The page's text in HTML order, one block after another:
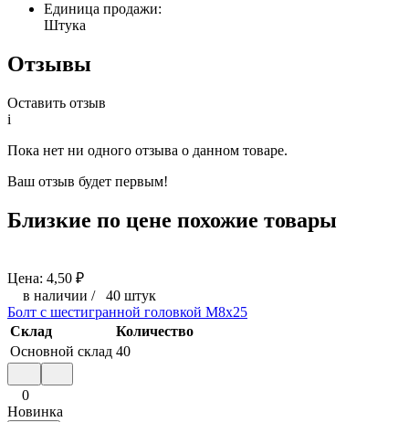
Единица продажи:
Штука
Отзывы
Оставить отзыв
i
Пока нет ни одного отзыва о данном товаре.
Ваш отзыв будет первым!
Близкие по цене похожие товары
Цена: 4,50 ₽
в наличии / 40 штук
Болт с шестигранной головкой М8х25
Склад
Количество
Основной склад 40
0
Новинка